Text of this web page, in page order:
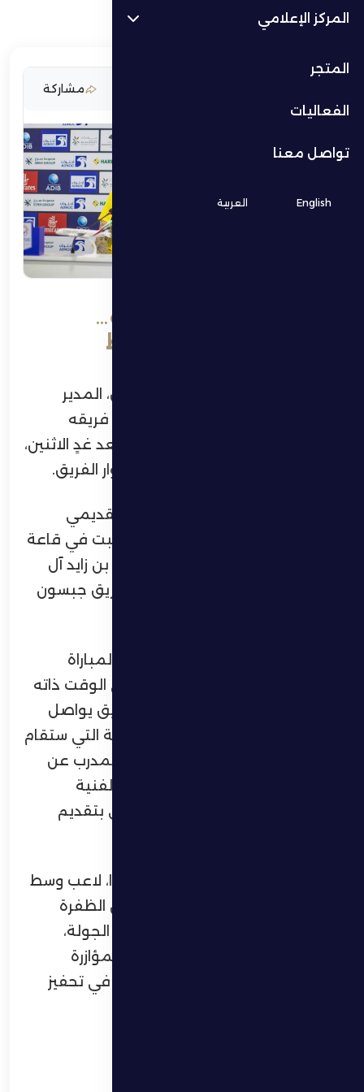
المركز الإعلامي
المتجر
الفعاليات
تواصل معنا
English العربية
مشاركة
بتروفيتش: مباراة مهمة…
وجاهزون لها دون ضغوط
أكد المونتينيغري زيليكو بتروفيتش، المدير
الفني لنادي الظفرة، جاهزية لاعبي فريقه
لخوض مواجهة بني ياس المقررة بعد غدٍ الاثنين،
مشددًا على أهمية اللقاء في مشوار الفريق.
جاء ذلك خلال المؤتمر الصحفي التقديمي
للمباراة، الذي عُقد مساء اليوم السبت في قاعة
المؤتمرات الصحفية باستاد حمدان بن زايد آل
نهيان بمدينة زايد، بحضور لاعب الفريق جبسون
وأوضح بتروفيتش أنه يدرك أهمية المباراة
بالنسبة لفريق بني ياس، مؤكدًا في الوقت ذاته
أهميتها للظفرة، مشيرًا إلى أن الفريق يواصل
استعداداته بصورة إيجابية للمواجهة التي ستقام
على أرضه ووسط جماهيره. وأعرب المدرب عن
ثقته الكبيرة في الجاهزية البدنية والفنية
للاعبيه، مؤكدًا أنه لا يطالبهم سوى بتقديم
من جانبه، أكد البرازيلي جبسون سوزا، لاعب وسط
الفريق، العائد مؤخرًا من الإصابة، أن الظفرة
مقبل على مواجهة قوية في هذه الجولة،
متمنيًا أن يحظى الفريق بالدعم والمؤازرة
الجماهيرية، لما لذلك من دور مهم في تحفيز